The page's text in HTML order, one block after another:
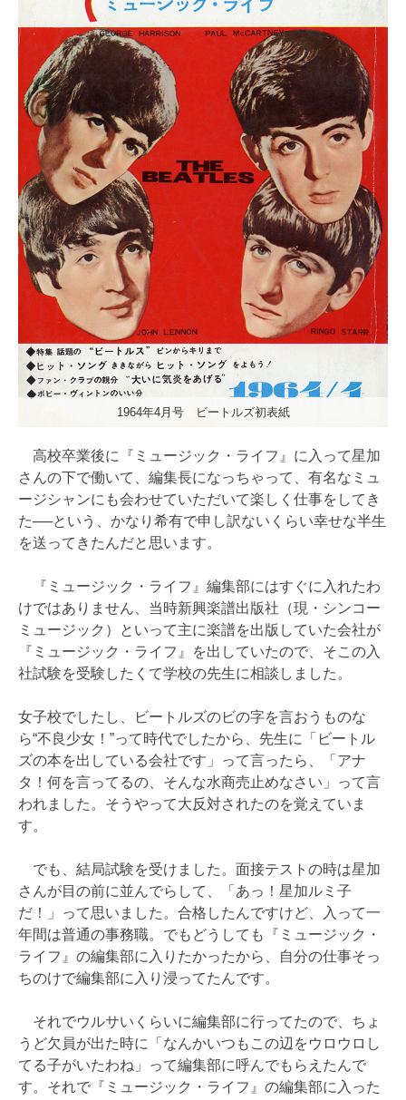
1964年4月号 ビートルズ初表紙
高校卒業後に『ミュージック・ライフ』に入って星加
さんの下で働いて、編集長になっちゃって、有名なミュ
ージシャンにも会わせていただいて楽しく仕事をしてき
た──という、かなり希有で申し訳ないくらい幸せな半生
を送ってきたんだと思います。
『ミュージック・ライフ』編集部にはすぐに入れたわ
けではありません、当時新興楽譜出版社（現・シンコー
ミュージック）といって主に楽譜を出版していた会社が
『ミュージック・ライフ』を出していたので、そこの入
社試験を受験したくて学校の先生に相談しました。
女子校でしたし、ビートルズのビの字を言おうものな
ら“不良少女！”って時代でしたから、先生に「ビートル
ズの本を出している会社です」って言ったら、「アナ
タ！何を言ってるの、そんな水商売止めなさい」って言
われました。そうやって大反対されたのを覚えていま
す。
でも、結局試験を受けました。面接テストの時は星加
さんが目の前に並んでらして、「あっ！星加ルミ子
だ！」って思いました。合格したんですけど、入って一
年間は普通の事務職。でもどうしても『ミュージック・
ライフ』の編集部に入りたかったから、自分の仕事そっ
ちのけで編集部に入り浸ってたんです。
それでウルサいくらいに編集部に行ってたので、ちょ
うど欠員が出た時に「なんかいつもこの辺をウロウロし
てる子がいたわね」って編集部に呼んでもらえたんで
す。それで『ミュージック・ライフ』の編集部に入った